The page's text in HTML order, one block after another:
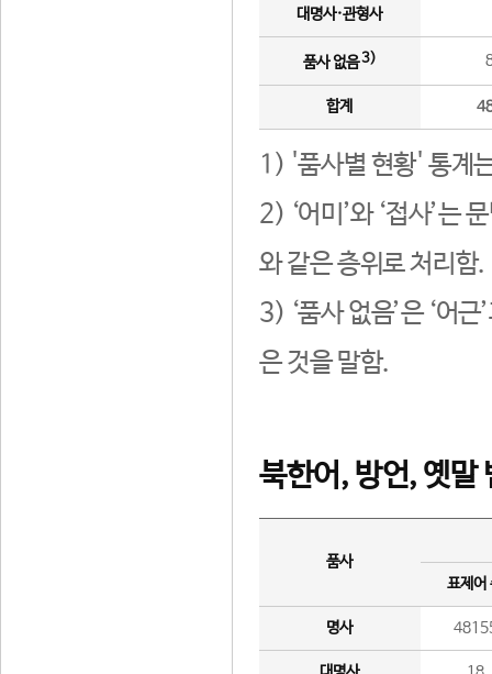
대명사·관형사
품사 없음3)
합계
1) '품사별 현황' 통계
2) ‘어미’와 ‘접사’는
와 같은 층위로 처리함.
3) ‘품사 없음’은 ‘어
은 것을 말함.
북한어, 방언, 옛말
품사
표제어
명사